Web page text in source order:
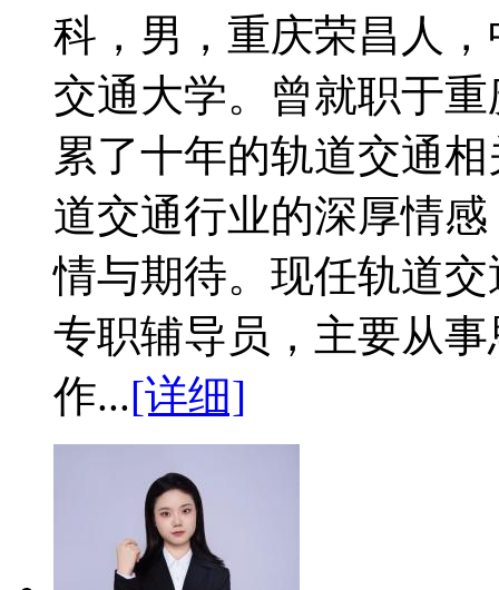
科，男，重庆荣昌人
交通大学。曾就职于
累了十年的轨道交通
道交通行业的深厚情
情与期待。现任轨道
专职辅导员，主要从
作...[详细]